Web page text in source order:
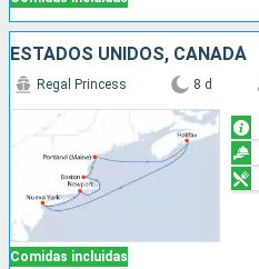
ESTADOS UNIDOS, CANADÁ
Comidas incluidas
Regal Princess 8 d